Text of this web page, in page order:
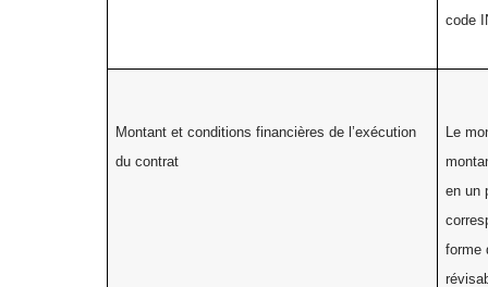
code
Montant et conditions financières de l’exécution
du contrat
Le
en un
forme